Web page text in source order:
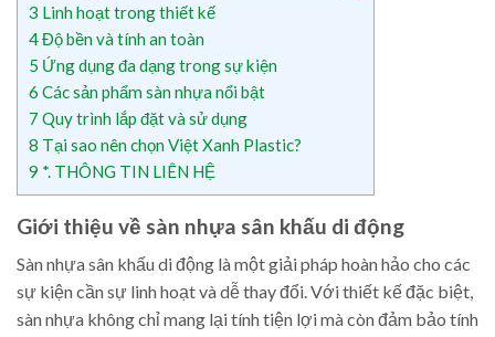
3 Linh hoạt trong thiết kế
4Độ bền và tính an toàn
5 Ứng dụng đa dạng trong sự kiện
6 Các sản phẩm sàn nhựa nổi bật
7 Quy trình lắp đặt và sử dụng
8 Tại sao nên chọn Việt Xanh Plastic?
9 *. THÔNG TIN LIÊN HỆ
Giới thiệu về sàn nhựa sân khấu di động
Sàn nhựa sân khấu di động là một giải pháp hoàn hảo cho các
sự kiện cần sự linh hoạt và dễ thay đổi. Với thiết kế đặc biệt,
sàn nhựa không chỉ mang lại tính tiện lợi mà còn đảm bảo tính